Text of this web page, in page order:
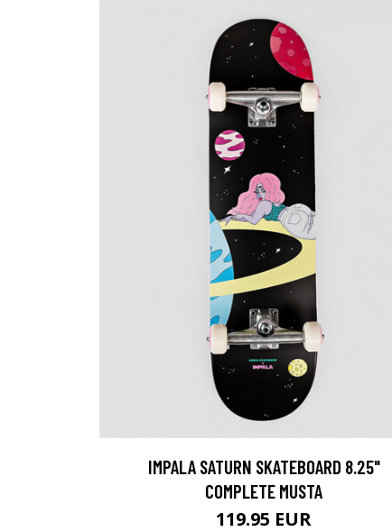
IMPALA SATURN SKATEBOARD 8.25"
COMPLETE MUSTA
119.95 EUR